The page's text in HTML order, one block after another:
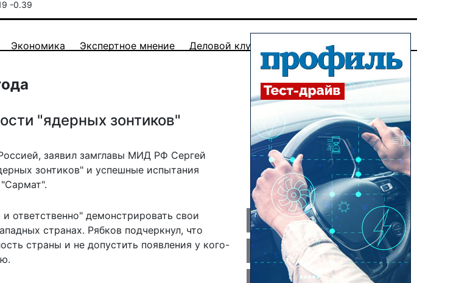
-0.39
Экономика Экспертное мнение Деловой клуб
"ядерных зонтиков"
заявил замглавы МИД РФ Сергей
зонтиков" и успешные испытания
ответственно" демонстрировать свои
странах. Рябков подчеркнул, что
страны и не допустить появления у кого-